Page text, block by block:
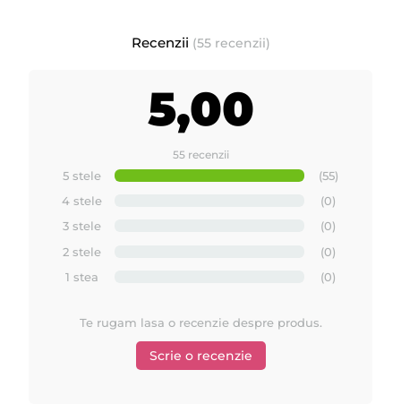
Recenzii (55 recenzii)
5,00
55 recenzii
5 stele
(55)
4 stele
(0)
3 stele
(0)
2 stele
(0)
1 stea
(0)
Te rugam lasa o recenzie despre produs.
Scrie o recenzie